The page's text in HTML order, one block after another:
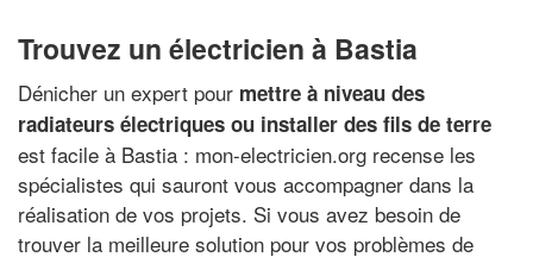
Trouvez un électricien à Bastia
Dénicher un expert pour mettre à niveau des
radiateurs électriques ou installer des fils de terre
est facile à Bastia : mon-electricien.org recense les
spécialistes qui sauront vous accompagner dans la
réalisation de vos projets. Si vous avez besoin de
trouver la meilleure solution pour vos problèmes de